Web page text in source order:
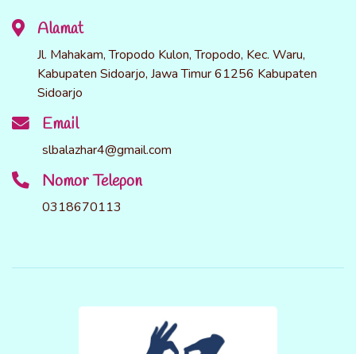
Alamat
Jl. Mahakam, Tropodo Kulon, Tropodo, Kec. Waru,
Kabupaten Sidoarjo, Jawa Timur 61256 Kabupaten
Sidoarjo
Email
slbalazhar4@gmail.com
Nomor Telepon
0318670113